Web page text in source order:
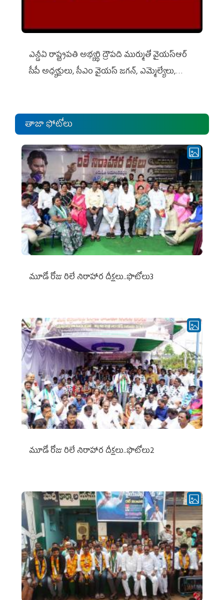
ఎన్డీఏ రాష్ట్ర‌ప‌తి అభ్య‌ర్థి ద్రౌప‌ది ముర్ముతో వైయ‌స్ఆర్
సీపీ అధ్య‌క్షులు, సీఎం వైయ‌స్ జ‌గ‌న్, ఎమ్మెల్యేలు,
తాజా ఫోటోలు
మూడో రోజు రిలే నిరాహార దీక్షలు..ఫొటోలు3
మూడో రోజు రిలే నిరాహార దీక్షలు..ఫొటోలు2